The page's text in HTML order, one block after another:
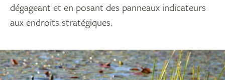
dégageant et en posant des panneaux indicateurs
aux endroits stratégiques.